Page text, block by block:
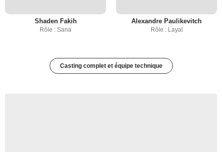
Shaden Fakih
Rôle : Sana
Alexandre Paulikevitch
Rôle : Layal
Casting complet et équipe technique